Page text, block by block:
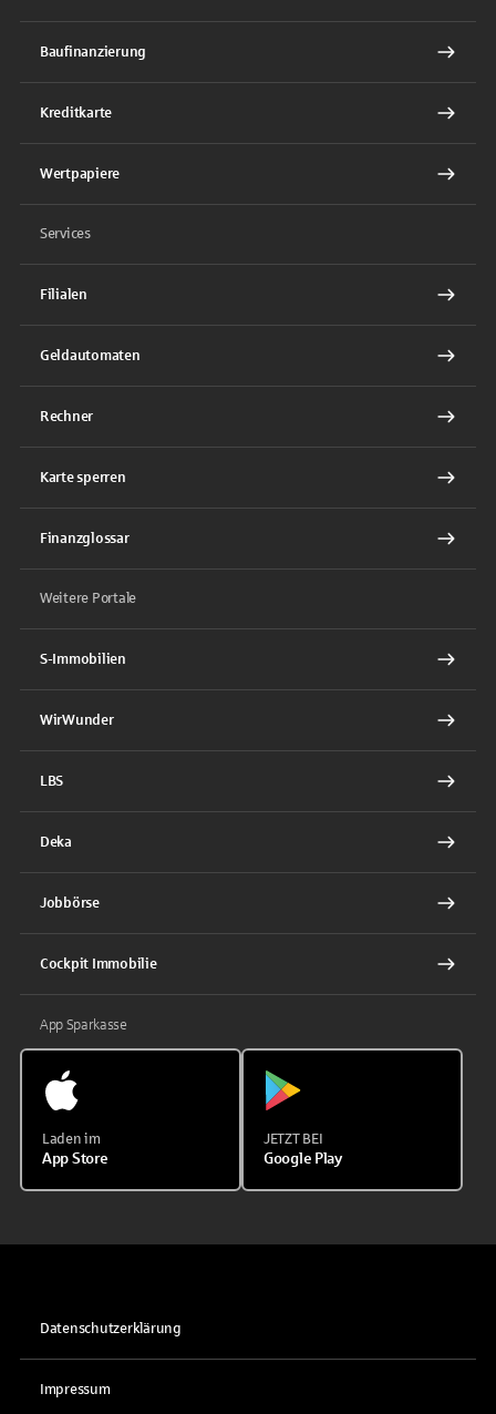
Baufinanzierung
Kreditkarte
Wertpapiere
Services
Filialen
Geldautomaten
Rechner
Karte sperren
Finanzglossar
Weitere Portale
S-Immobilien
WirWunder
LBS
Deka
Jobbörse
Cockpit Immobilie
App Sparkasse
Laden im
App Store
JETZT BEI
Google Play
Datenschutzerklärung
Impressum